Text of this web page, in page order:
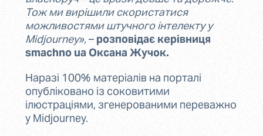
Тож ми вирішили скористатися
можливостями штучного інтелекту у
Midjourney»,– розповідає керівниця
smachno ua Оксана Жучок.
Наразі 100% матеріалів на порталі
опубліковано із соковитими
ілюстраціями, згенерованими переважно
у Midjourney.